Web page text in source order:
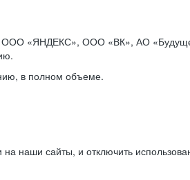
ООО «ЯНДЕКС», ООО «ВК», АО
в полном объеме.
на наши сайты, и отключить